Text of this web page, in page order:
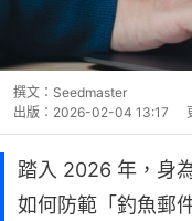
撰文： Seedmaster
出版： 2026-02-04 13:17
踏入 2026 年，身
如何防範「釣魚郵